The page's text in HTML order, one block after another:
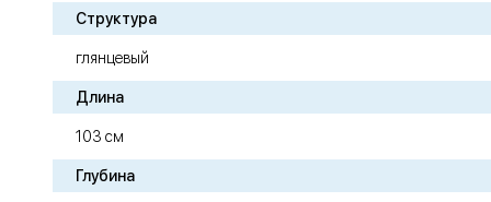
Структура
глянцевый
Длина
103 см
Глубина